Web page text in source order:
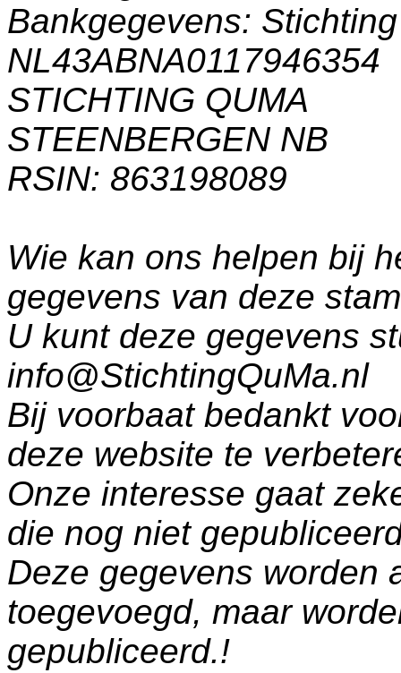
Bankgegevens:
NL43ABNA0117946354
STICHTING QUMA
STEENBERGEN NB
RSIN: 863198089
Wie kan ons helpen bij
gegevens van deze
U kunt deze gegevens
info@StichtingQuMa.nl
Bij voorbaat bedankt
deze website te
Onze interesse gaat
die nog niet
Deze gegevens worden
toegevoegd, maar
gepubliceerd.!